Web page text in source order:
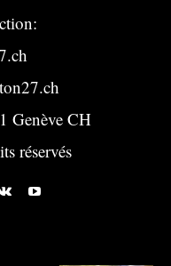
Genève CH
réservés